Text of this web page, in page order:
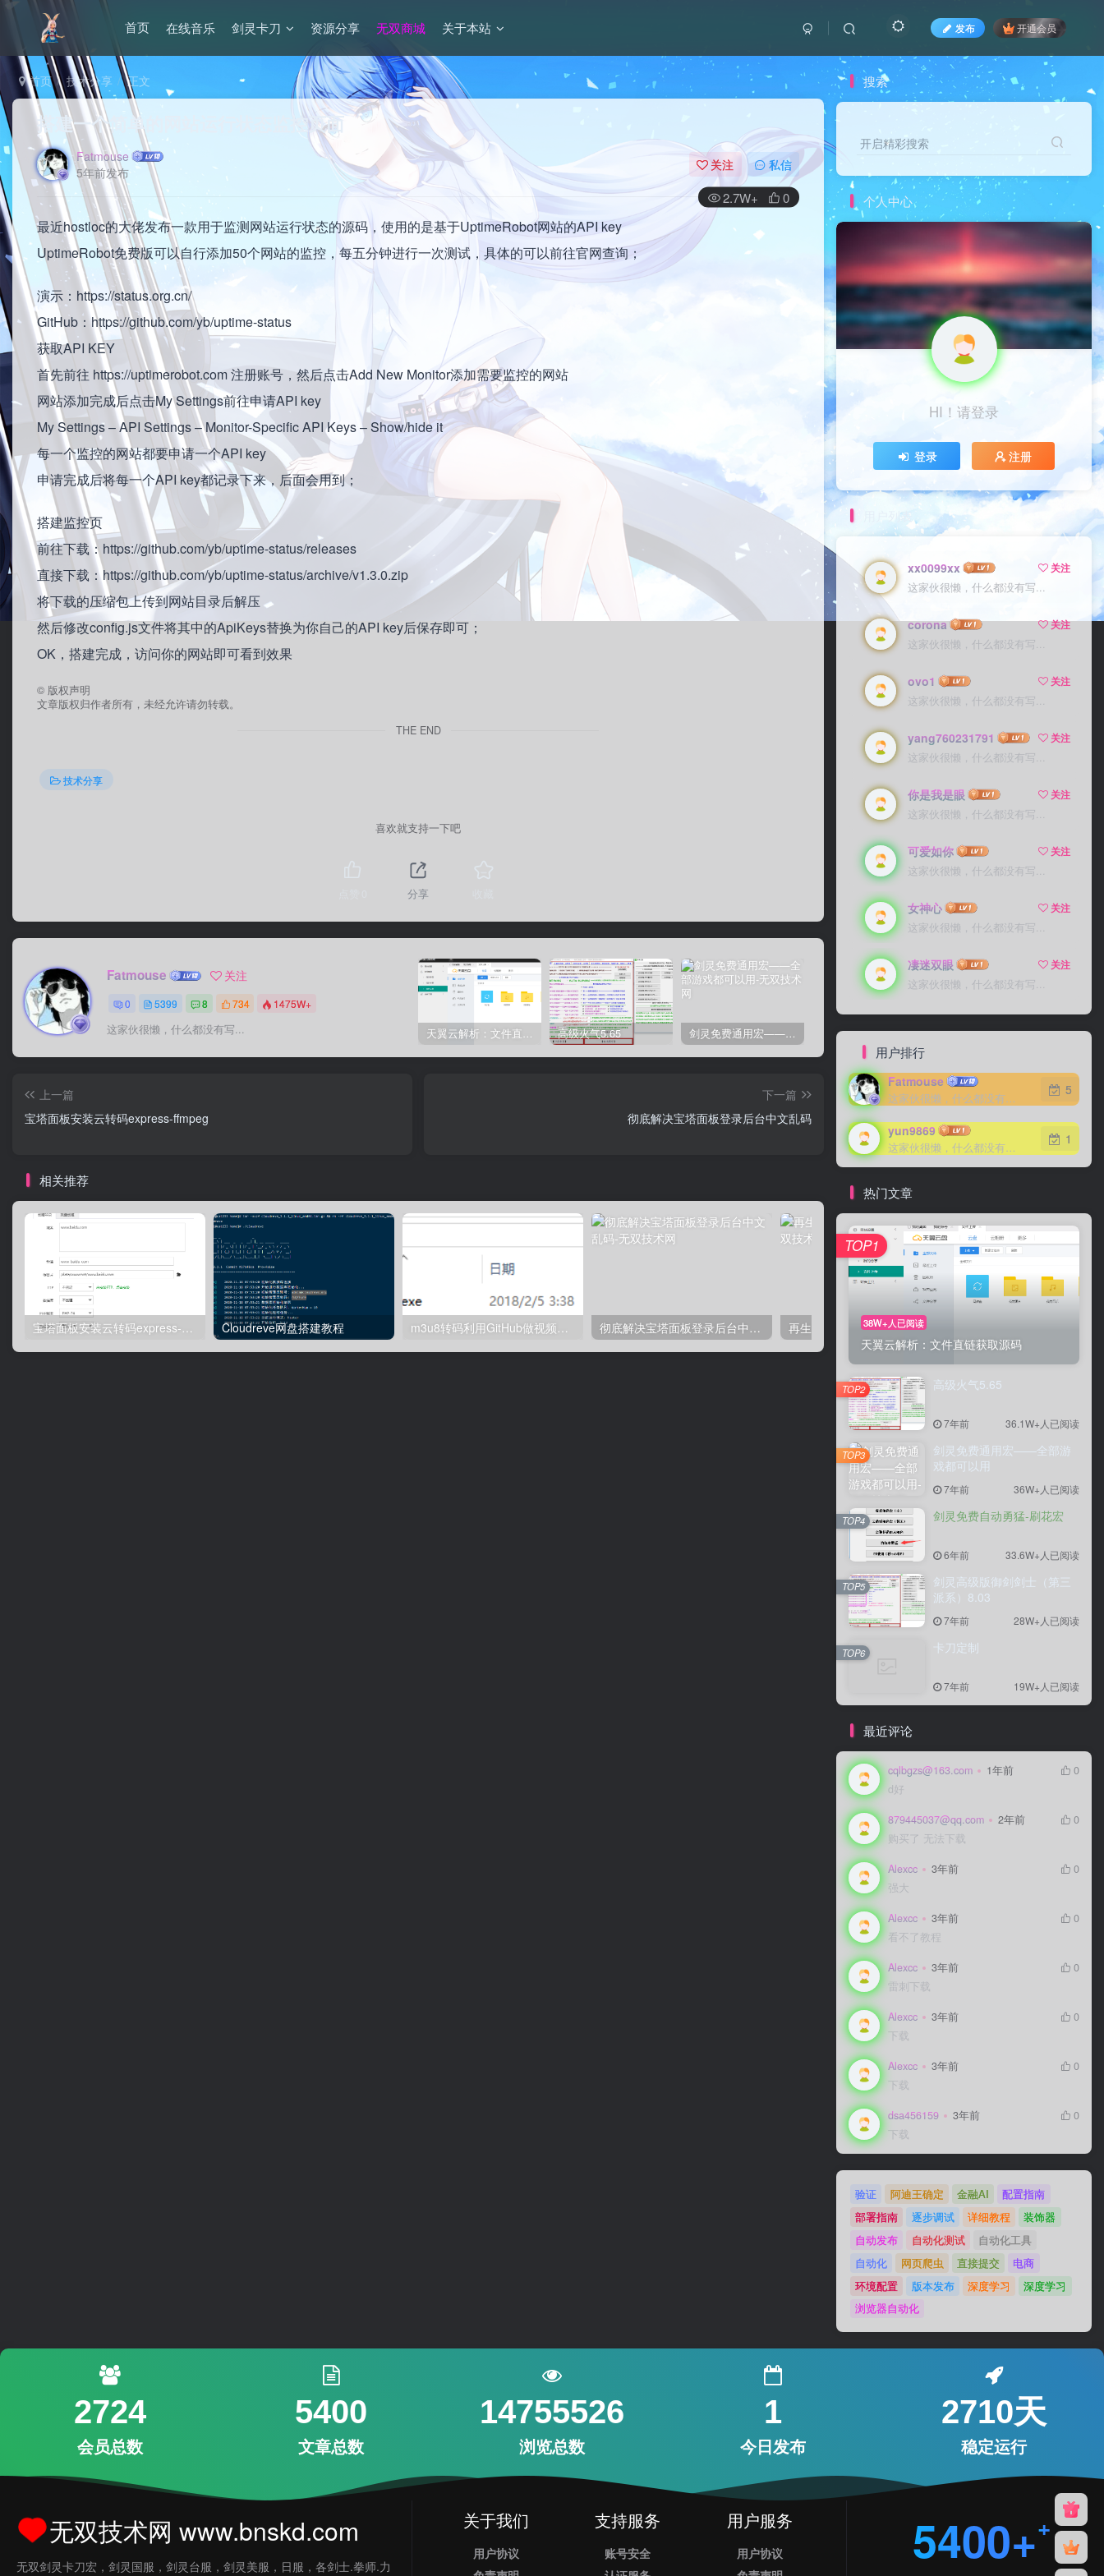
首页 在线音乐 剑灵卡刀 资源分享 无双商城 关于本站 发布 开通会员
首页 技术分享 正文
搭建一个简单的网站运行状态监控页面
Fatmouse
5年前发布
关注 私信
2.7W+ 0
最近hostloc的大佬发布一款用于监测网站运行状态的源码，使用的是基于UptimeRobot网站的API key
UptimeRobot免费版可以自行添加50个网站的监控，每五分钟进行一次测试，具体的可以前往官网查询；
演示：https://status.org.cn/
GitHub：https://github.com/yb/uptime-status
获取API KEY
首先前往 https://uptimerobot.com 注册账号，然后点击Add New Monitor添加需要监控的网站
网站添加完成后点击My Settings前往申请API key
My Settings – API Settings – Monitor-Specific API Keys – Show/hide it
每一个监控的网站都要申请一个API key
申请完成后将每一个API key都记录下来，后面会用到；
搭建监控页
前往下载：https://github.com/yb/uptime-status/releases
直接下载：https://github.com/yb/uptime-status/archive/v1.3.0.zip
将下载的压缩包上传到网站目录后解压
然后修改config.js文件将其中的ApiKeys替换为你自己的API key后保存即可；
OK，搭建完成，访问你的网站即可看到效果
© 版权声明
文章版权归作者所有，未经允许请勿转载。
THE END
技术分享
喜欢就支持一下吧
分享
Fatmouse 关注
0 5399 8 734 1475W+
这家伙很懒，什么都没有写... 高级火气5.65 剑灵免费通用宏——全部游戏都可以用 剑灵免费自动勇猛-刷花宏 剑灵高级版御剑剑士（第三派系）8.03 卡
上一篇
宝塔面板安装云转码express-ffmpeg
下一篇
彻底解决宝塔面板登录后台中文乱码
相关推荐
Cloudreve网盘搭建教程 m3u8转码利用GitHub做视频图床 彻底解决宝塔面板登录后台中文乱码 再生龙恢复linux系统备份教程
搜索
开启精彩搜索
个人中心
HI！请登录
登录 注册
用户列表
xx0099xx
关注
这家伙很懒，什么都没有写...
corona
关注
这家伙很懒，什么都没有写...
ovo1
关注
这家伙很懒，什么都没有写...
yang760231791
关注
这家伙很懒，什么都没有写...
你是我是眼
关注
这家伙很懒，什么都没有写...
可爱如你
关注
这家伙很懒，什么都没有写...
女神心
关注
这家伙很懒，什么都没有写...
凄迷双眼
关注
这家伙很懒，什么都没有写...
用户排行
Fatmouse
这家伙很懒，什么都没有写...
5
yun9869
这家伙很懒，什么都没有写...
1
热门文章
38W+人已阅读
天翼云解析：文件直链获取源码
TOP1
高级火气5.65
7年前 36.1W+人已阅读
TOP2
剑灵免费通用宏——全部游
戏都可以用
7年前 36W+人已阅读
TOP3
剑灵免费自动勇猛-刷花宏
6年前 33.6W+人已阅读
TOP4
剑灵高级版御剑剑士（第三
派系）8.03
7年前 28W+人已阅读
TOP5
卡刀定制
7年前 19W+人已阅读
TOP6
最近评论
cqlbgzs@163.com 1年前
0
d好
879445037@qq.com 2年前
0
购买了 无法下载
Alexcc 3年前
0
强大
Alexcc 3年前
0
看不了教程
Alexcc 3年前
0
雷刺下载
Alexcc 3年前
0
下载
Alexcc 3年前
0
下载
dsa456159 3年前
0
下载
验证 阿迪王确定 金融AI
配置指南
部署指南
逐步调试 详细教程
装饰器
自动发布
自动化测试
自动化工具
自动化
网页爬虫 直接提交
电商
环境配置
版本发布 深度学习
深度学习
浏览器自动化
2724
会员总数
5400
文章总数
14755526
浏览总数
1
今日发布
2710天
稳定运行
无双技术网 www.bnskd.com
无双剑灵卡刀宏，剑灵国服，剑灵台服，剑灵美服，日服，各剑士.拳师.力
关于我们
用户协议
支持服务
账号安全
用户服务
用户协议
5400+